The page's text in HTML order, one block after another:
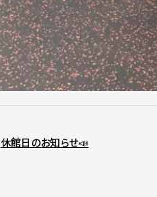
休館日のお知らせ📣